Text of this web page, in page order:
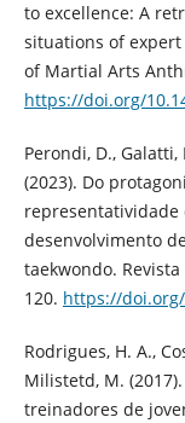
to excellence: A
situations of expert
of Martial Arts
https://doi.org/
Perondi, D.,
(2023). Do
representatividade
desenvolvimento
taekwondo.
120. https://
Rodrigues, H. A.,
Milistetd, M.
treinadores de